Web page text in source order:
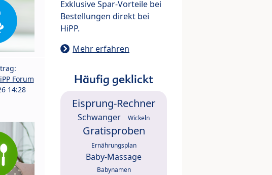
Forum
14:28
Exklusive Spar-Vorteile bei
Bestellungen direkt bei
HiPP.
Mehr erfahren
Häufig geklickt
Eisprung-Rechner
Schwanger Wickeln
Gratisproben
Ernährungsplan
Baby-Massage
Babynamen